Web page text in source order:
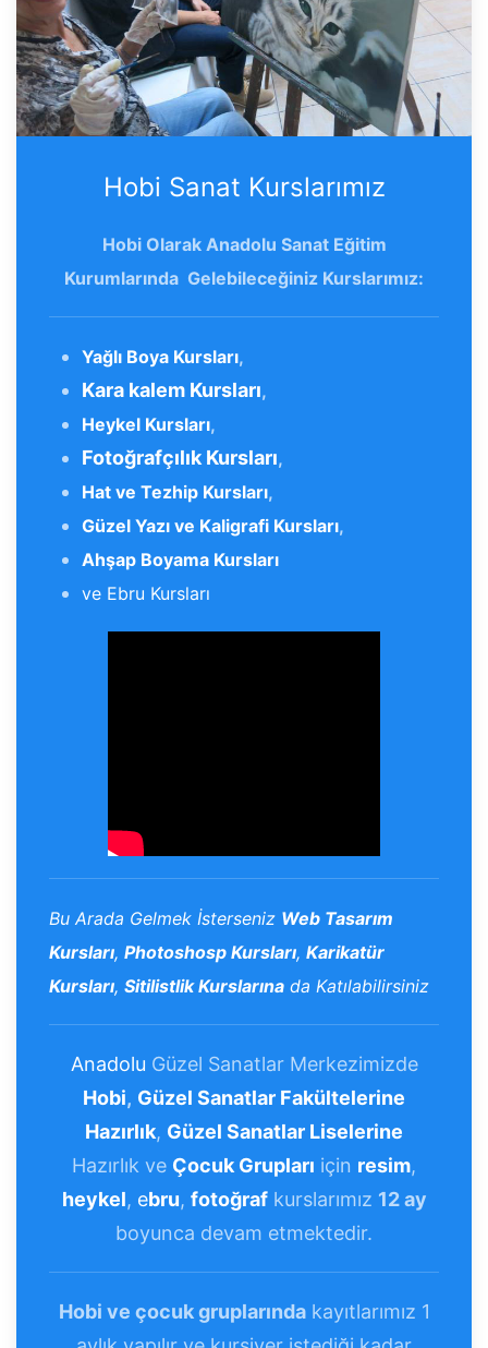
Hobi Sanat Kurslarımız
Hobi Olarak Anadolu Sanat Eğitim
Kurumlarında Gelebileceğiniz Kurslarımız:
Yağlı Boya Kursları,
Kara kalem Kursları,
Heykel Kursları,
Fotoğrafçılık Kursları,
Hat ve Tezhip Kursları,
Güzel Yazı ve Kaligrafi Kursları,
Ahşap Boyama Kursları
ve Ebru Kursları
Bu Arada Gelmek İsterseniz Web Tasarım
Kursları, Photoshosp Kursları, Karikatür
Kursları, Sitilistlik Kurslarına da Katılabilirsiniz
Anadolu Güzel Sanatlar Merkezimizde
Hobi, Güzel Sanatlar Fakültelerine
Hazırlık, Güzel Sanatlar Liselerine
Hazırlık ve Çocuk Grupları için resim,
heykel, ebru, fotoğrafkurslarımız 12 ay
boyunca devam etmektedir.
Hobi ve çocuk gruplarındakayıtlarımız 1